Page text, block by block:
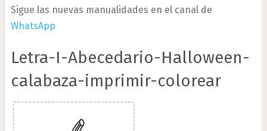
Sigue las nuevas manualidades en el canal de
WhatsApp
Letra-I-Abecedario-Halloween-
calabaza-imprimir-colorear